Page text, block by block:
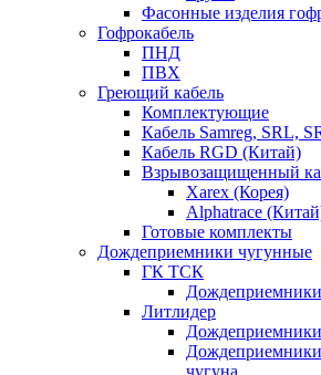
Фасонные изделия
Гофрокабель
ПНД
ПВХ
Греющий кабель
Комплектующие
Кабель Samreg, SRL,
Кабель RGD (Китай)
Взрывозащищенный
Xarex (Корея)
Alphatrace
Готовые комплекты
Дождеприемники чугунные
ГК ТСК
Литлидер
Дождеприемники
чугуна